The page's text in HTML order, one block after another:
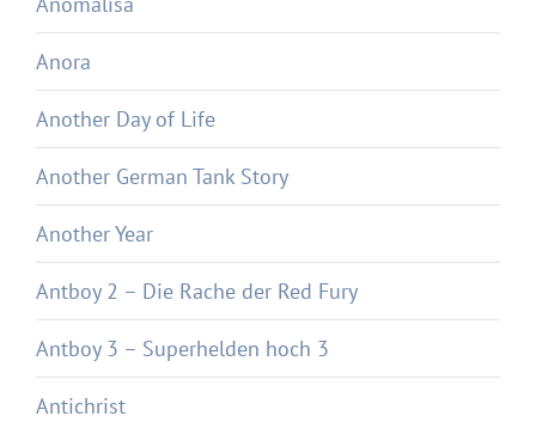
Anora
Another Day of Life
Another German Tank Story
Another Year
Antboy 2 – Die Rache der Red Fury
Antboy 3 – Superhelden hoch 3
Antichrist